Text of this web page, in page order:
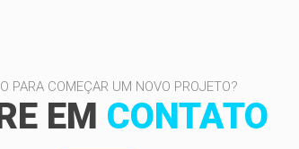
PARA COMEÇAR UM NOVO PROJETO?
EM CONTATO